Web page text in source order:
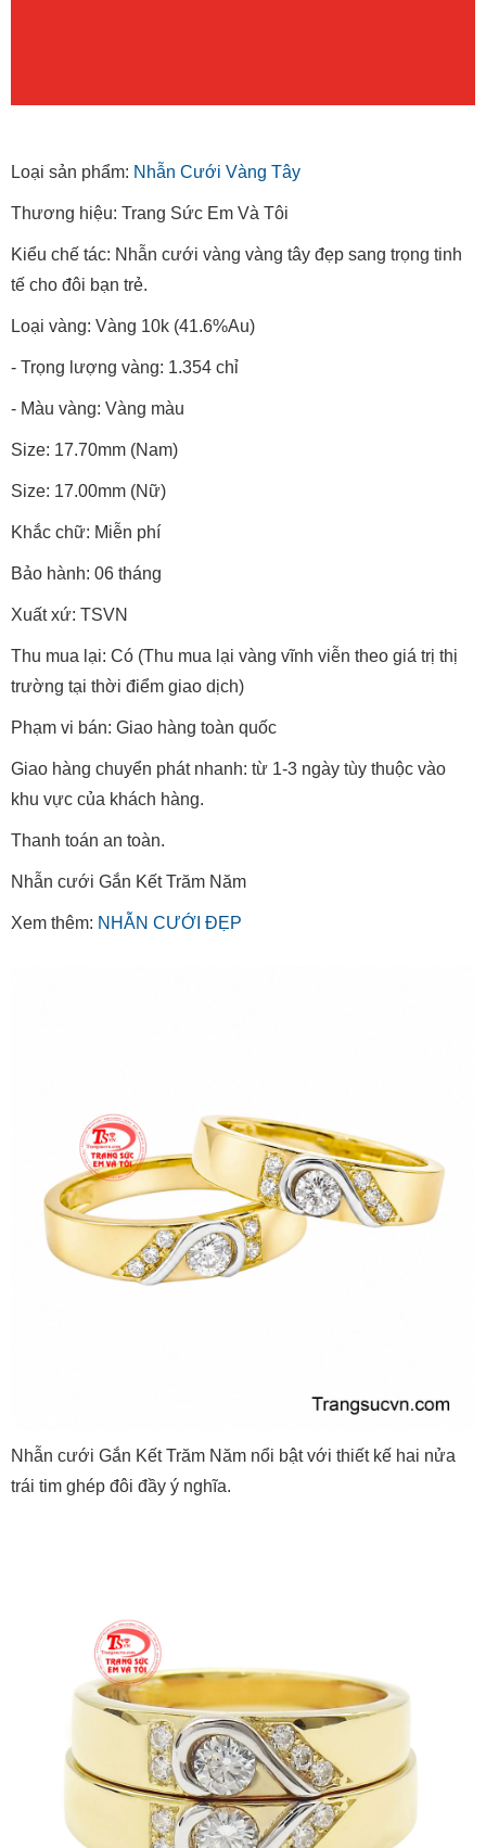
Loại sản phẩm: Nhẫn Cưới Vàng Tây
Thương hiệu: Trang Sức Em Và Tôi
Kiểu chế tác: Nhẫn cưới vàng vàng tây đẹp sang trọng tinh
tế cho đôi bạn trẻ.
Loại vàng: Vàng 10k (41.6%Au)
- Trọng lượng vàng: 1.354 chỉ
- Màu vàng: Vàng màu
Size: 17.70mm (Nam)
Size: 17.00mm (Nữ)
Khắc chữ: Miễn phí
Bảo hành: 06 tháng
Xuất xứ: TSVN
Thu mua lại: Có (Thu mua lại vàng vĩnh viễn theo giá trị thị
trường tại thời điểm giao dịch)
Phạm vi bán: Giao hàng toàn quốc
Giao hàng chuyển phát nhanh: từ 1-3 ngày tùy thuộc vào
khu vực của khách hàng.
Thanh toán an toàn.
Nhẫn cưới Gắn Kết Trăm Năm
Xem thêm: NHẪN CƯỚI ĐẸP
Nhẫn cưới Gắn Kết Trăm Năm nổi bật với thiết kế hai nửa
trái tim ghép đôi đầy ý nghĩa.